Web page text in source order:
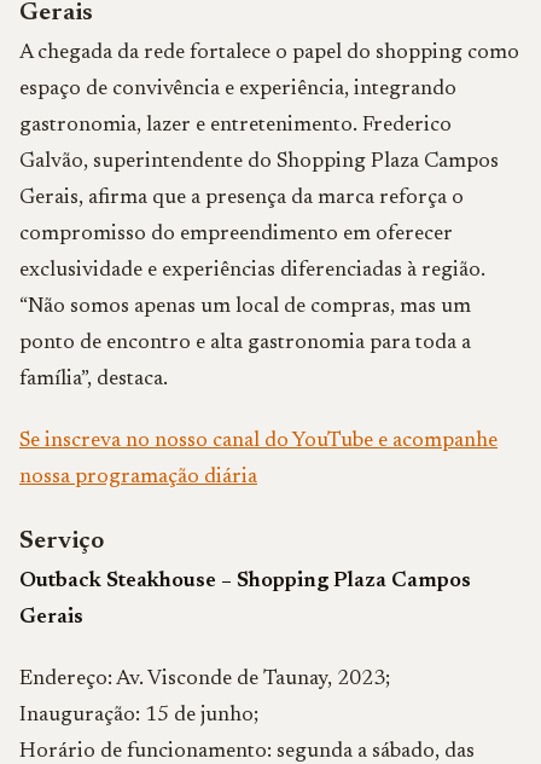
Gerais
A chegada da rede fortalece o papel do shopping como
espaço de convivência e experiência, integrando
gastronomia, lazer e entretenimento. Frederico
Galvão, superintendente do Shopping Plaza Campos
Gerais, afirma que a presença da marca reforça o
compromisso do empreendimento em oferecer
exclusividade e experiências diferenciadas à região.
“Não somos apenas um local de compras, mas um
ponto de encontro e alta gastronomia para toda a
família”, destaca.
Se inscreva no nosso canal do YouTube e acompanhe
nossa programação diária
Serviço
Outback Steakhouse – Shopping Plaza Campos
Gerais
Endereço: Av. Visconde de Taunay, 2023;
Inauguração: 15 de junho;
Horário de funcionamento: segunda a sábado, das